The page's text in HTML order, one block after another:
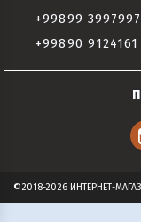
+99899 3997997
+99890 9124161
©2018-2026 ИНТЕРНЕТ-